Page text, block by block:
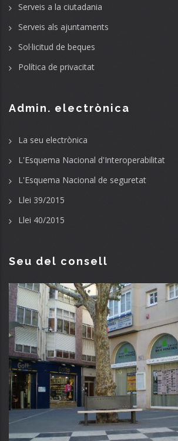
Serveis a la ciutadania
Serveis als ajuntaments
Sol·licitud de beques
Política de privacitat
Admin. electrònica
La seu electrònica
L'Esquema Nacional d'Interoperabilitat
L'Esquema Nacional de seguretat
Llei 39/2015
Llei 40/2015
Seu del consell